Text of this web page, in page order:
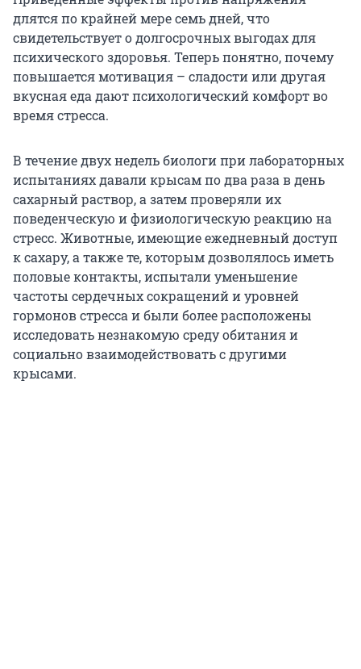
длятся по крайней мере семь дней, что
свидетельствует о долгосрочных выгодах для
психического здоровья. Теперь понятно, почему
повышается мотивация – сладости или другая
вкусная еда дают психологический комфорт во
время стресса.
В течение двух недель биологи при лабораторных
испытаниях давали крысам по два раза в день
сахарный раствор, а затем проверяли их
поведенческую и физиологическую реакцию на
стресс. Животные, имеющие ежедневный доступ
к сахару, а также те, которым дозволялось иметь
половые контакты, испытали уменьшение
частоты сердечных сокращений и уровней
гормонов стресса и были более расположены
исследовать незнакомую среду обитания и
социально взаимодействовать с другими
крысами.